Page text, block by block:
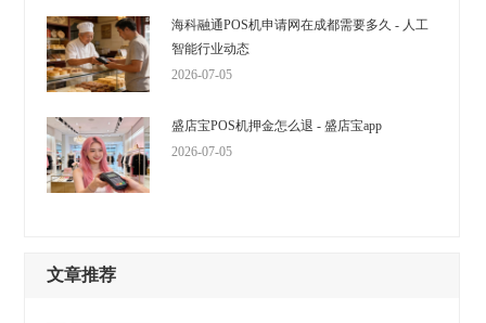
海科融通POS机申请网在成都需要多久 - 人工
智能行业动态
2026-07-05
盛店宝POS机押金怎么退 - 盛店宝app
2026-07-05
文章推荐